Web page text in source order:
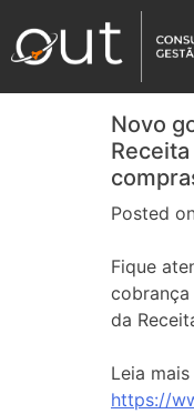
Novo
Posted on
Fique
da
Leia mais
https://